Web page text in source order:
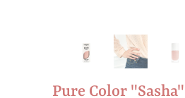
Pure Color "Sasha"